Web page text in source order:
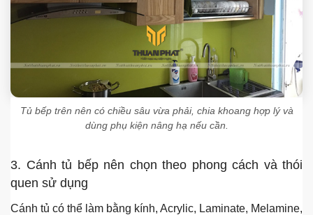
Tủ bếp trên nên có chiều sâu vừa phải, chia khoang hợp lý và
dùng phụ kiện nâng hạ nếu cần.
3. Cánh tủ bếp nên chọn theo phong cách và thói
quen sử dụng
Cánh tủ có thể làm bằng kính, Acrylic, Laminate, Melamine,